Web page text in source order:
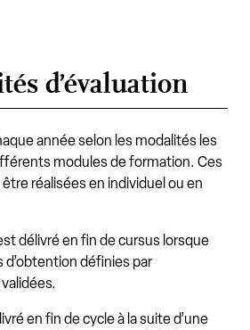
d’évaluation
année selon les modalités les
modules de formation. Ces
réalisées en individuel ou en
délivré en fin de cursus lorsque
définies par
en fin de cycle à la suite d’une